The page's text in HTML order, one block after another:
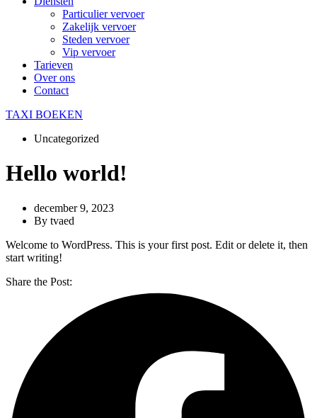
Particulier vervoer
Zakelijk vervoer
Steden vervoer
Vip vervoer
Tarieven
Over ons
Contact
TAXI BOEKEN
Uncategorized
Hello world!
december 9, 2023
By tvaed
Welcome to WordPress. This is your first post. Edit or delete it, then
start writing!
Share the Post: